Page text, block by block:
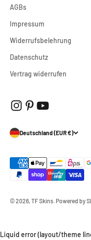
AGBs
Impressum
Widerrufsbelehrung
Datenschutz
Vertrag widerrufen
Deutschland (EUR €)
© 2026, TF Skins. Powered by
Liquid error (layout/theme